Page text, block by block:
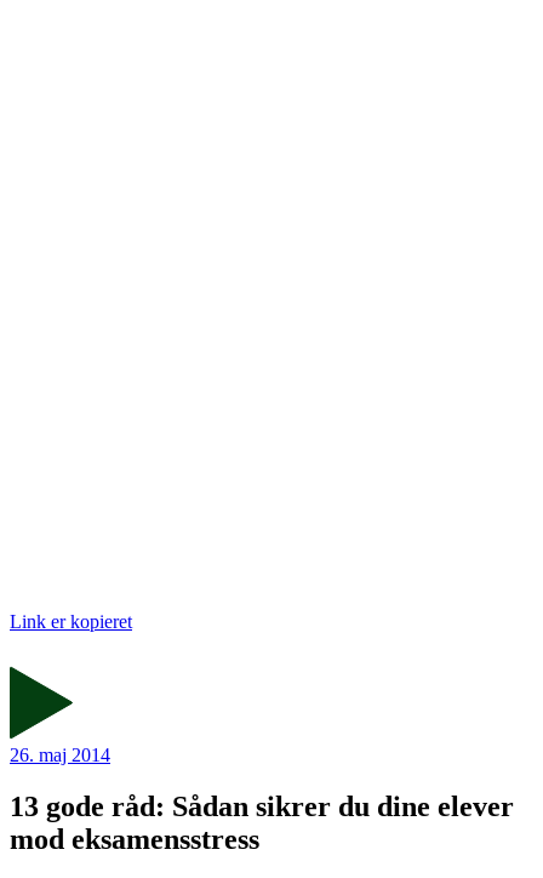
Link er kopieret
26. maj 2014
13 gode råd: Sådan sikrer du dine elever
mod eksamensstress